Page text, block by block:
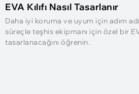
EVA Kılıfı Nasıl Tasarlanır
Daha iyi koruma ve uyum için adım
süreçle teşhis ekipmanı için özel bir EVA
tasarlanacağını öğrenin.